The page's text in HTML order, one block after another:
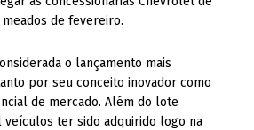
de fevereiro.
o lançamento mais
por seu conceito inovador como
de mercado. Além do lote
veículos ter sido adquirido logo na